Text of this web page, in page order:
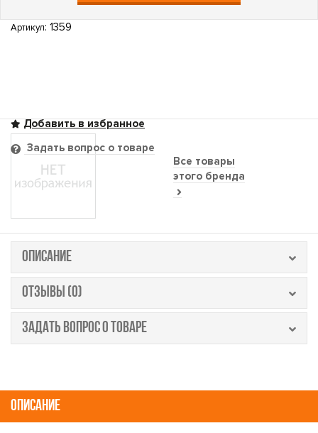
Артикул: 1359
Все товары
этого бренда
Задать вопрос о товаре
ОПИСАНИЕ
ОТЗЫВЫ (0)
ЗАДАТЬ ВОПРОС О ТОВАРЕ
ОПИСАНИЕ